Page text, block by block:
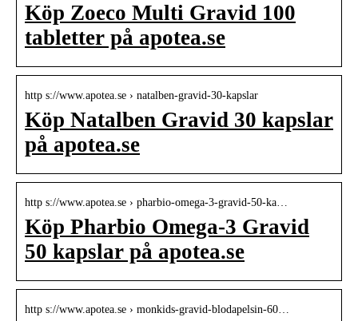
Köp Zoeco Multi Gravid 100
tabletter på apotea.se
http s://www.apotea.se › natalben-gravid-30-kapslar
Köp Natalben Gravid 30 kapslar
på apotea.se
http s://www.apotea.se › pharbio-omega-3-gravid-50-ka…
Köp Pharbio Omega-3 Gravid
50 kapslar på apotea.se
http s://www.apotea.se › monkids-gravid-blodapelsin-60…